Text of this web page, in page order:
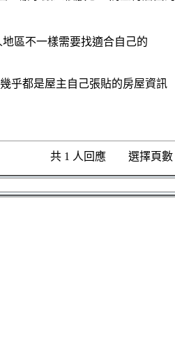
區不一樣需要找適合自己的
乎都是屋主自己張貼的房屋資訊
共 1 人回應 選擇頁數